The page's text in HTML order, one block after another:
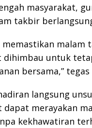
masyarakat,
takbir
memastikan
dihimbau untuk
bersama,” tegas
langsung
dapat merayakan
kekhawatiran